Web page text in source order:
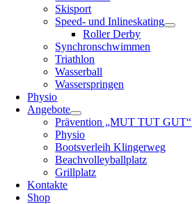
Skisport
Speed- und Inlineskating
Roller Derby
Synchronschwimmen
Triathlon
Wasserball
Wasserspringen
Physio
Angebote
Prävention „MUT TUT GUT“
Physio
Bootsverleih Klingerweg
Beachvolleyballplatz
Grillplatz
Kontakte
Shop